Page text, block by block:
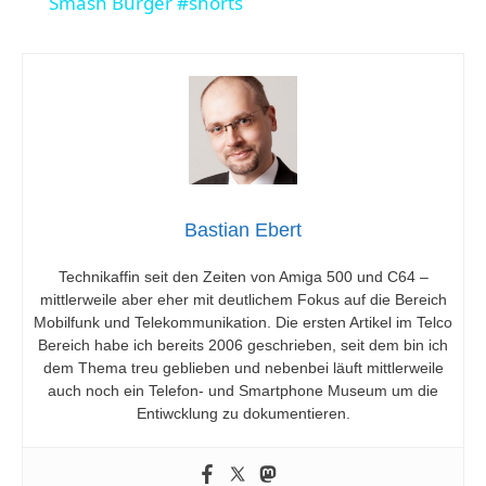
e
o
Bastian Ebert
Technikaffin seit den Zeiten von Amiga 500 und C64 –
mittlerweile aber eher mit deutlichem Fokus auf die Bereich
Mobilfunk und Telekommunikation. Die ersten Artikel im Telco
Bereich habe ich bereits 2006 geschrieben, seit dem bin ich
dem Thema treu geblieben und nebenbei läuft mittlerweile
auch noch ein Telefon- und Smartphone Museum um die
Entiwcklung zu dokumentieren.